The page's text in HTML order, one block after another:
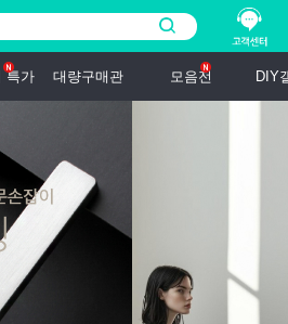
특가 대량구매관 모음전 DIY